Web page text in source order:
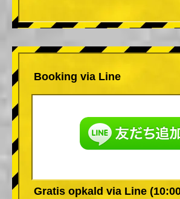
Booking via Line
Gratis opkald via Line